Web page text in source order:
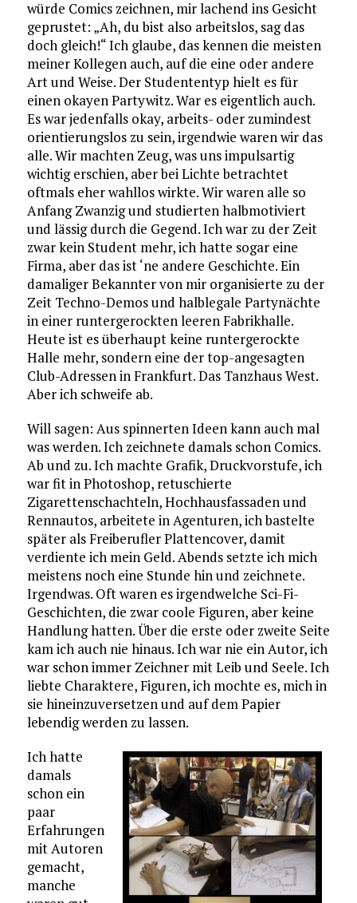
würde Comics zeichnen, mir lachend ins Gesicht
geprustet: „Ah, du bist also arbeitslos, sag das
doch gleich!“ Ich glaube, das kennen die meisten
meiner Kollegen auch, auf die eine oder andere
Art und Weise. Der Studententyp hielt es für
einen okayen Partywitz. War es eigentlich auch.
Es war jedenfalls okay, arbeits- oder zumindest
orientierungslos zu sein, irgendwie waren wir das
alle. Wir machten Zeug, was uns impulsartig
wichtig erschien, aber bei Lichte betrachtet
oftmals eher wahllos wirkte. Wir waren alle so
Anfang Zwanzig und studierten halbmotiviert
und lässig durch die Gegend. Ich war zu der Zeit
zwar kein Student mehr, ich hatte sogar eine
Firma, aber das ist ‘ne andere Geschichte. Ein
damaliger Bekannter von mir organisierte zu der
Zeit Techno-Demos und halblegale Partynächte
in einer runtergerockten leeren Fabrikhalle.
Heute ist es überhaupt keine runtergerockte
Halle mehr, sondern eine der top-angesagten
Club-Adressen in Frankfurt. Das Tanzhaus West.
Aber ich schweife ab.
Will sagen: Aus spinnerten Ideen kann auch mal
was werden. Ich zeichnete damals schon Comics.
Ab und zu. Ich machte Grafik, Druckvorstufe, ich
war fit in Photoshop, retuschierte
Zigarettenschachteln, Hochhausfassaden und
Rennautos, arbeitete in Agenturen, ich bastelte
später als Freiberufler Plattencover, damit
verdiente ich mein Geld. Abends setzte ich mich
meistens noch eine Stunde hin und zeichnete.
Irgendwas. Oft waren es irgendwelche Sci-Fi-
Geschichten, die zwar coole Figuren, aber keine
Handlung hatten. Über die erste oder zweite Seite
kam ich auch nie hinaus. Ich war nie ein Autor, ich
war schon immer Zeichner mit Leib und Seele. Ich
liebte Charaktere, Figuren, ich mochte es, mich in
sie hineinzuversetzen und auf dem Papier
lebendig werden zu lassen.
Ich hatte
damals
schon ein
paar
Erfahrungen
mit Autoren
gemacht,
manche